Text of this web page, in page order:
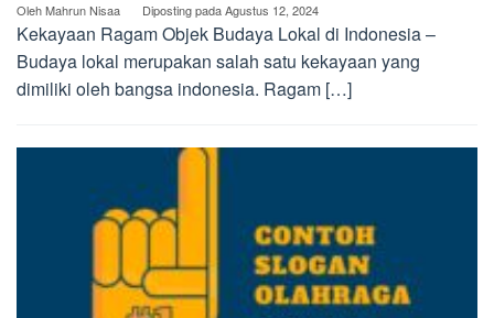
OlehMahrun Nisaa Diposting padaAgustus 12, 2024
Kekayaan Ragam Objek Budaya Lokal di Indonesia –
Budaya lokal merupakan salah satu kekayaan yang
dimiliki oleh bangsa indonesia. Ragam […]